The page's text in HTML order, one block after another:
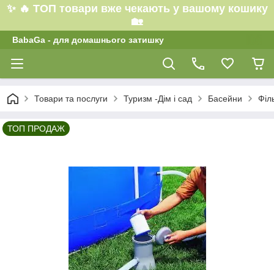
✨ 🔥 ТОП товари вже чекають у вашому кошику
🏡
BabaGa - для домашнього затишку
Товари та послуги Туризм -Дім і сад Басейни
ТОП ПРОДАЖ